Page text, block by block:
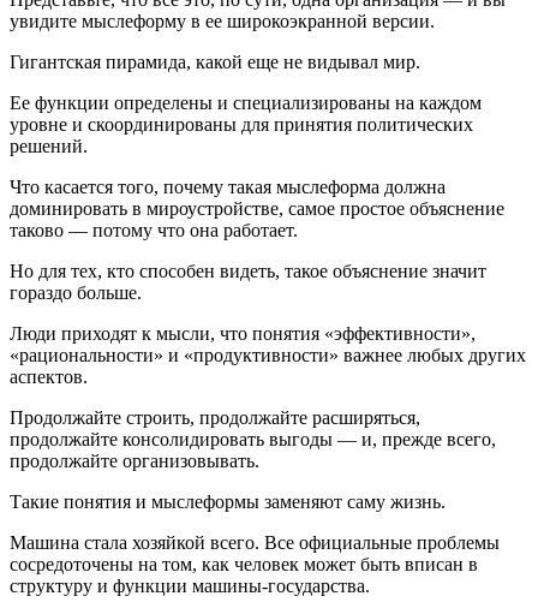
увидите мыслеформу в ее широкоэкранной версии.
Гигантская пирамида, какой еще не видывал мир.
Ее функции определены и специализированы на каждом
уровне и скоординированы для принятия политических
решений.
Что касается того, почему такая мыслеформа должна
доминировать в мироустройстве, самое простое объяснение
таково — потому что она работает.
Но для тех, кто способен видеть, такое объяснение значит
гораздо больше.
Люди приходят к мысли, что понятия «эффективности»,
«рациональности» и «продуктивности» важнее любых других
аспектов.
Продолжайте строить, продолжайте расширяться,
продолжайте консолидировать выгоды — и, прежде всего,
продолжайте организовывать.
Такие понятия и мыслеформы заменяют саму жизнь.
Машина стала хозяйкой всего. Все официальные проблемы
сосредоточены на том, как человек может быть вписан в
структуру и функции машины-государства.